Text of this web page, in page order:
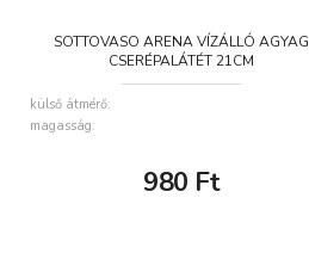
SOTTOVASO ARENA VÍZÁLLÓ AGYAG
CSERÉPALÁTÉT 21CM
külső átmérő:
magasság:
980 Ft